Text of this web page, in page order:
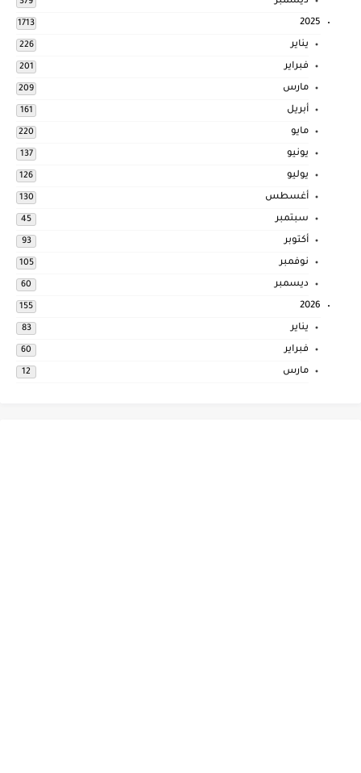
2025
1713
يناير 226
فبراير 201
مارس 209
أبريل 161
مايو 220
يونيو 137
يوليو 126
أغسطس 130
سبتمبر 45
أكتوبر 93
نوفمبر 105
ديسمبر 60
2026
155
يناير 83
فبراير 60
مارس 12